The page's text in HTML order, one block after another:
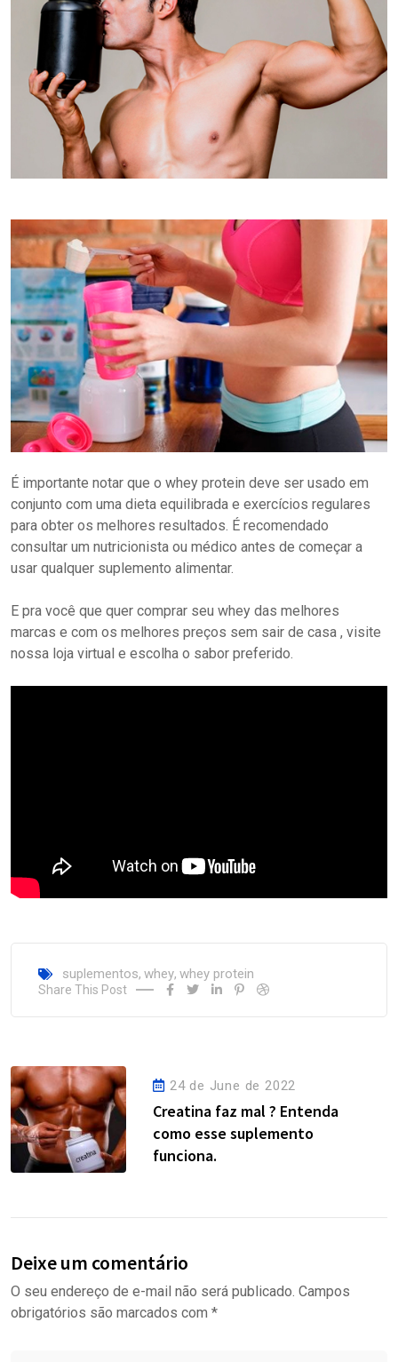
É importante notar que o whey protein deve ser usado em
conjunto com uma dieta equilibrada e exercícios regulares
para obter os melhores resultados. É recomendado
consultar um nutricionista ou médico antes de começar a
usar qualquer suplemento alimentar.
E pra você que quer comprar seu whey das melhores
marcas e com os melhores preços sem sair de casa , visite
nossa loja virtual e escolha o sabor preferido.
suplementos, whey, whey protein
Share This Post
24 de June de 2022
Creatina faz mal ? Entenda
como esse suplemento
funciona.
Deixe um comentário
O seu endereço de e-mail não será publicado. Campos
obrigatórios são marcados com *